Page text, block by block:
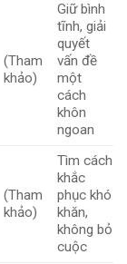
(Tham
khảo)
Giữ bình
tĩnh, giải
quyết
vấn đề
một
cách
khôn
ngoan
(Tham
khảo)
Tìm cách
khắc
phục khó
khăn,
không bỏ
cuộc